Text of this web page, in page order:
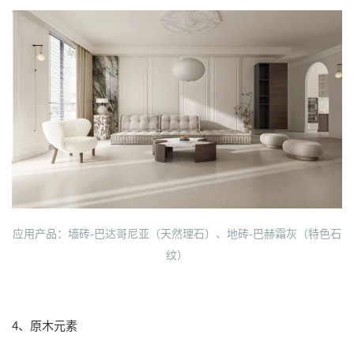
应用产品：墙砖-巴达哥尼亚（天然理石）、地砖-巴赫霜灰（特色石
纹）
4、原木元素